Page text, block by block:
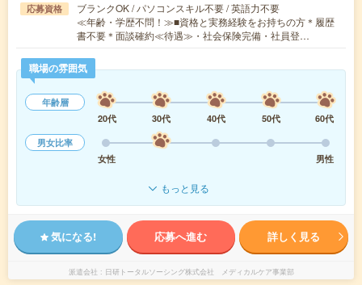
応募資格
ブランクOK / パソコンスキル不要 / 英語力不要
≪年齢・学歴不問！≫■資格と実務経験をお持ちの方＊履歴
書不要＊面談確約≪待遇≫・社会保険完備・社員登…
職場の雰囲気
年齢層
20代
30代 40代 50代
60代
男女比率
女性
男性
もっと見る
気になる! 応募へ進む 詳しく見る
派遣会社 日研トータルソーシング株式会社 メディカルケア事業部